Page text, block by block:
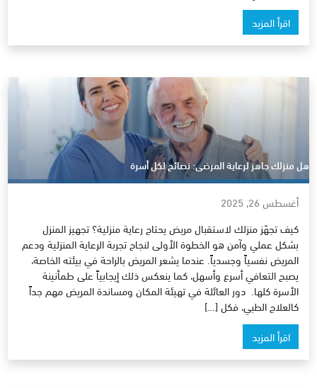
اقرأ المزيد
هل منزلك جاهز لرعاية المرضى: نصائح لكل أسرة
أغسطس 26, 2025
كيف تجهّز منزلك لاستقبال مريض يحتاج رعاية منزلية؟ تجهيز المنزل
بشكل عملي وآمن هو الخطوة الأولى لنجاح تجربة الرعاية المنزلية ودعم
المريض نفسياً وجسدياً. عندما يشعر المريض بالراحة في بيئته الخاصة،
يصبح التعافي أسرع وأسهل، كما ينعكس ذلك إيجابياً على طمأنينة
الأسرة كلها. دور العائلة في تهيئة المكان ومساندة المريض مهم جداً
كالعلاج الطبي، فكل […]
اقرأ المزيد